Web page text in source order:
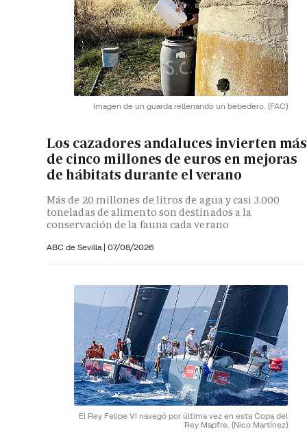
Imagen de un guarda rellenando un bebedero. (FAC)
Los cazadores andaluces invierten más
de cinco millones de euros en mejoras
de hábitats durante el verano
Más de 20 millones de litros de agua y casi 3.000
toneladas de alimento son destinados a la
conservación de la fauna cada verano
ABC de Sevilla | 07/08/2026
El Rey Felipe VI navegó por última vez en esta Copa del
Rey Mapfre. (Nico Martínez)